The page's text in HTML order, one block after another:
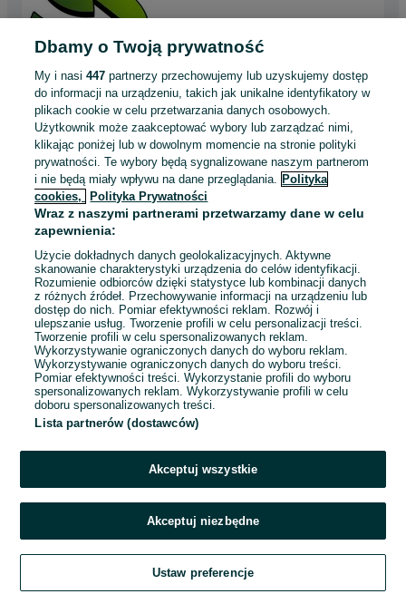
Gorlice
Dzisiaj o 16:17
Wideodomofon WiFi Philips
531034 WelcomeEye Link *
Komis Madej
349 zł
366,46 zł z Pakietem
Ochronnym
Gorlice
Dzisiaj o 16:16
1 2 3 ... 28
Zadzwoń / SMS
Dbamy o Twoją prywatność
My i nasi447 partnerzy przechowujemy lub uzyskujemy dostęp
do informacji na urządzeniu, takich jak unikalne identyfikatory w
plikach cookie w celu przetwarzania danych osobowych.
Użytkownik może zaakceptować wybory lub zarządzać nimi,
klikając poniżej lub w dowolnym momencie na stronie polityki
prywatności. Te wybory będą sygnalizowane naszym partnerom
i nie będą miały wpływu na dane przeglądania. Polityka
cookies,
Polityka Prywatności
Wraz z naszymi partnerami przetwarzamy dane w celu
zapewnienia:
Użycie dokładnych danych geolokalizacyjnych. Aktywne
skanowanie charakterystyki urządzenia do celów identyfikacji.
Rozumienie odbiorców dzięki statystyce lub kombinacji danych
z różnych źródeł. Przechowywanie informacji na urządzeniu lub
dostęp do nich. Pomiar efektywności reklam. Rozwój i
ulepszanie usług. Tworzenie profili w celu personalizacji treści.
Tworzenie profili w celu spersonalizowanych reklam.
Wykorzystywanie ograniczonych danych do wyboru reklam.
Wykorzystywanie ograniczonych danych do wyboru treści.
Pomiar efektywności treści. Wykorzystanie profili do wyboru
spersonalizowanych reklam. Wykorzystywanie profili w celu
doboru spersonalizowanych treści.
Lista partnerów (dostawców)
Akceptuj wszystkie
Akceptuj niezbędne
Ustaw preferencje